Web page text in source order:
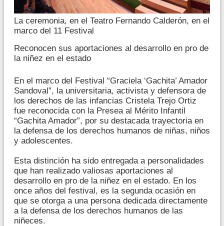
La ceremonia, en el Teatro Fernando Calderón, en el
marco del 11 Festival
Reconocen sus aportaciones al desarrollo en pro de
la niñez en el estado
En el marco del Festival “Graciela ‘Gachita’ Amador
Sandoval”, la universitaria, activista y defensora de
los derechos de las infancias Cristela Trejo Ortiz
fue reconocida con la Presea al Mérito Infantil
“Gachita Amador”, por su destacada trayectoria en
la defensa de los derechos humanos de niñas, niños
y adolescentes.
Esta distinción ha sido entregada a personalidades
que han realizado valiosas aportaciones al
desarrollo en pro de la niñez en el estado. En los
once años del festival, es la segunda ocasión en
que se otorga a una persona dedicada directamente
a la defensa de los derechos humanos de las
niñeces.